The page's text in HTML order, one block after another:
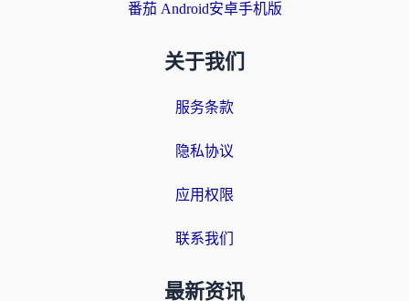
番茄 Android安卓手机版
关于我们
服务条款
隐私协议
应用权限
联系我们
最新资讯